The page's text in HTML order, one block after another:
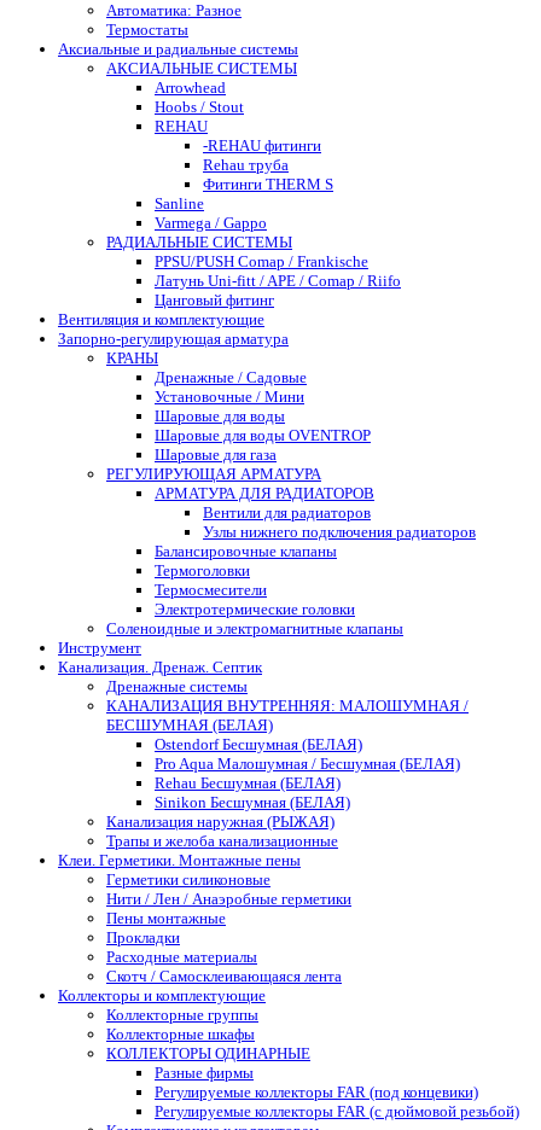
Автоматика: Разное
Термостаты
Аксиальные и радиальные системы
АКСИАЛЬНЫЕ СИСТЕМЫ
Arrowhead
Hoobs / Stout
REHAU
-REHAU фитинги
Rehau труба
Фитинги THERM S
Sanline
Varmega / Gappo
РАДИАЛЬНЫЕ СИСТЕМЫ
PPSU/PUSH Comap / Frankische
Латунь Uni-fitt / APE / Comap / Riifo
Цанговый фитинг
Вентиляция и комплектующие
Запорно-регулирующая арматура
КРАНЫ
Дренажные / Садовые
Установочные / Мини
Шаровые для воды
Шаровые для воды OVENTROP
Шаровые для газа
РЕГУЛИРУЮЩАЯ АРМАТУРА
АРМАТУРА ДЛЯ РАДИАТОРОВ
Вентили для радиаторов
Узлы нижнего подключения радиаторов
Балансировочные клапаны
Термоголовки
Термосмесители
Электротермические головки
Соленоидные и электромагнитные клапаны
Инструмент
Канализация. Дренаж. Септик
Дренажные системы
КАНАЛИЗАЦИЯ ВНУТРЕННЯЯ: МАЛОШУМНАЯ /
БЕСШУМНАЯ (БЕЛАЯ)
Ostendorf Бесшумная (БЕЛАЯ)
Pro Aqua Малошумная / Бесшумная (БЕЛАЯ)
Rehau Бесшумная (БЕЛАЯ)
Sinikon Бесшумная (БЕЛАЯ)
Канализация наружная (РЫЖАЯ)
Трапы и желоба канализационные
Клеи. Герметики. Монтажные пены
Герметики силиконовые
Нити / Лен / Анаэробные герметики
Пены монтажные
Прокладки
Расходные материалы
Скотч / Самосклеивающаяся лента
Коллекторы и комплектующие
Коллекторные группы
Коллекторные шкафы
КОЛЛЕКТОРЫ ОДИНАРНЫЕ
Разные фирмы
Регулируемые коллекторы FAR (под концевики)
Регулируемые коллекторы FAR (с дюймовой резьбой)